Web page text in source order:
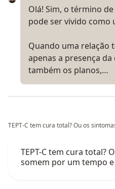
Olá! Sim, o término
pode ser vivido como
Quando uma relação
apenas a presença
também os planos,…
TEPT-C tem cura total? Ou os
TEPT-C tem cura total?
somem por um tempo